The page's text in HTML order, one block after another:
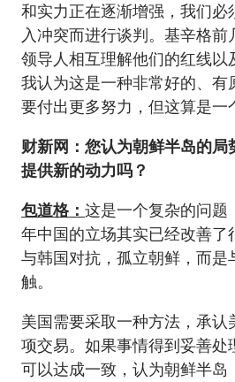
和实力正在逐渐增强，我们必
入冲突而进行谈判。基辛格
领导人相互理解他们的红线以
我认为这是一种非常好的、有
要付出更多努力，但这算是一
财新网：您认为朝鲜半岛的
提供新的动力吗？
包道格： 这是一个复杂的问题
年中国的立场其实已经改善了
与韩国对抗，孤立朝鲜，而是
触。
美国需要采取一种方法，承认
项交易。如果事情得到妥善处
可以达成一致，认为朝鲜半岛